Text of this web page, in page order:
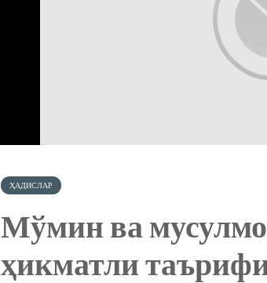
ҲАДИСЛАР
Мўмин ва
ҳикматли